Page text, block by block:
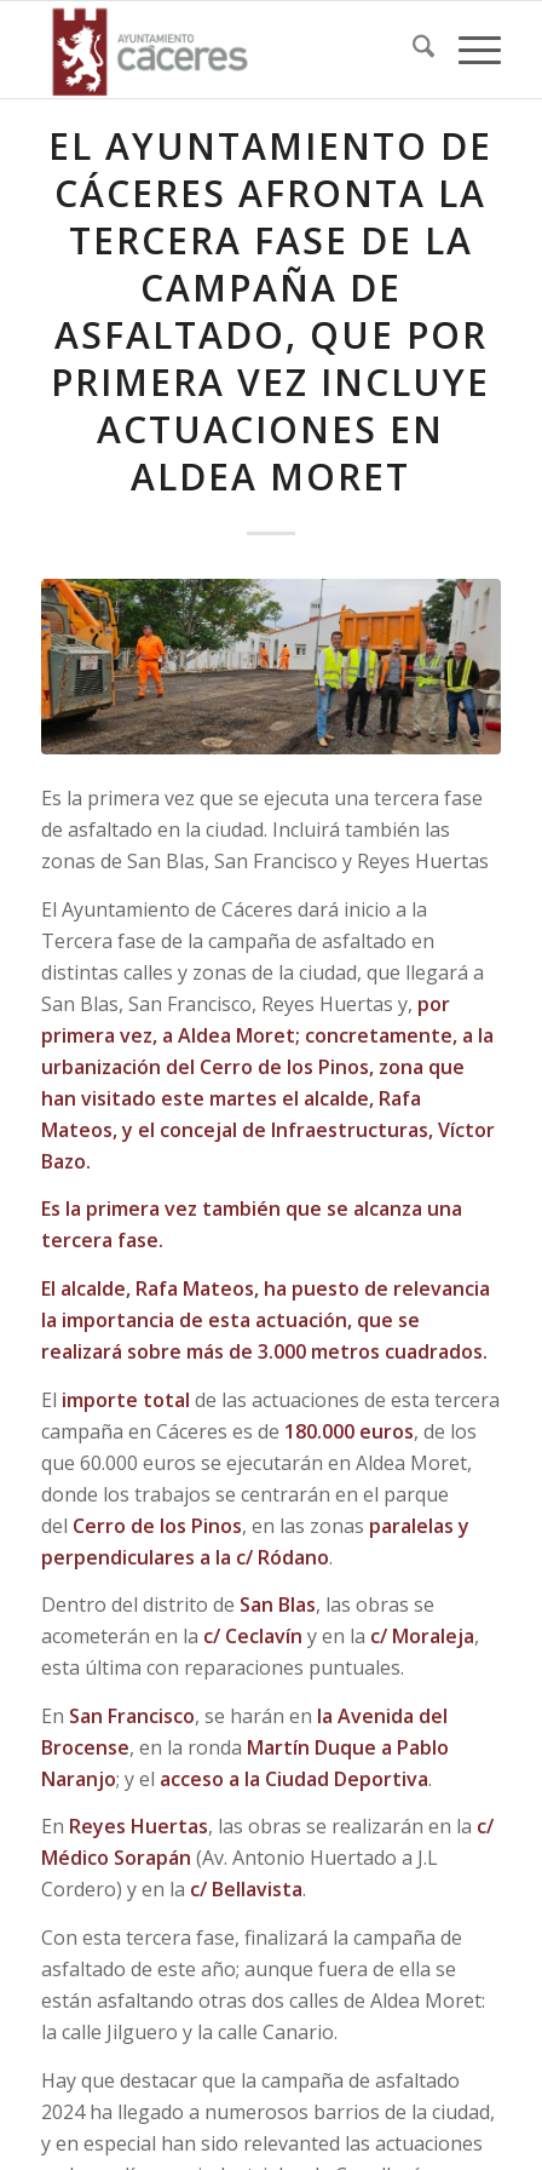
EL AYUNTAMIENTO DE
CÁCERES AFRONTA LA
TERCERA FASE DE LA
CAMPAÑA DE
ASFALTADO, QUE POR
PRIMERA VEZ INCLUYE
ACTUACIONES EN
ALDEA MORET
Es la primera vez que se ejecuta una tercera fase
de asfaltado en la ciudad. Incluirá también las
zonas de San Blas, San Francisco y Reyes Huertas
El Ayuntamiento de Cáceres dará inicio a la
Tercera fase de la campaña de asfaltado en
distintas calles y zonas de la ciudad, que llegará a
San Blas, San Francisco, Reyes Huertas y, por
primera vez, a Aldea Moret; concretamente, a la
urbanización del Cerro de los Pinos, zona que
han visitado este martes el alcalde, Rafa
Mateos, y el concejal de Infraestructuras, Víctor
Bazo.
Es la primera vez también que se alcanza una
tercera fase.
El alcalde, Rafa Mateos, ha puesto de relevancia
la importancia de esta actuación, que se
realizará sobre más de 3.000 metros cuadrados.
El importe total de las actuaciones de esta tercera
campaña en Cáceres es de 180.000 euros, de los
que 60.000 euros se ejecutarán en Aldea Moret,
donde los trabajos se centrarán en el parque
del Cerro de los Pinos, en las zonas paralelas y
perpendiculares a la c/ Ródano.
Dentro del distrito de San Blas, las obras se
acometerán en la c/ Ceclavín y en la c/ Moraleja,
esta última con reparaciones puntuales.
En San Francisco, se harán en la Avenida del
Brocense, en la ronda Martín Duque a Pablo
Naranjo; y el acceso a la Ciudad Deportiva.
En Reyes Huertas, las obras se realizarán en la c/
Médico Sorapán (Av. Antonio Huertado a J.L
Cordero) y en la c/ Bellavista.
Con esta tercera fase, finalizará la campaña de
asfaltado de este año; aunque fuera de ella se
están asfaltando otras dos calles de Aldea Moret:
la calle Jilguero y la calle Canario.
Hay que destacar que la campaña de asfaltado
2024 ha llegado a numerosos barrios de la ciudad,
y en especial han sido relevanted las actuaciones